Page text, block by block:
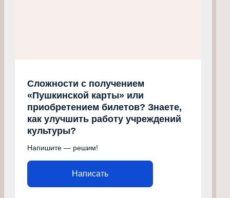
Сложности с получением
«Пушкинской карты» или
приобретением билетов? Знаете,
как улучшить работу учреждений
культуры?
Напишите — решим!
Написать